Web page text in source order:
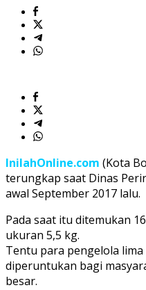
InilahOnline.com (Kota
terungkap saat Dinas
awal September 2017 lalu.
Pada saat itu ditemukan
ukuran 5,5 kg.
Tentu para pengelola
diperuntukan bagi
besar.